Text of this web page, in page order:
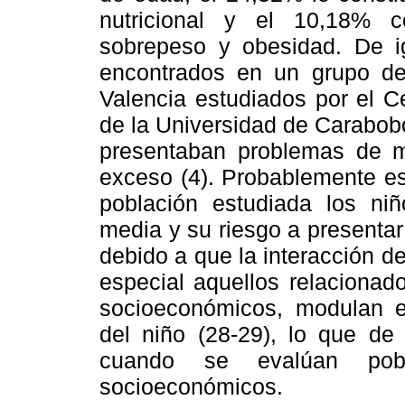
nutricional y el 10,18%
sobrepeso y obesidad. De
encontrados en un grupo
Valencia estudiados por el
de la Universidad de
presentaban problemas de
exceso (4). Probablemente
población estudiada los
media y su riesgo a
debido a que la interacción
especial aquellos
socioeconómicos, modulan
del niño (28-29), lo que de
cuando se evalúan
socioeconómicos.